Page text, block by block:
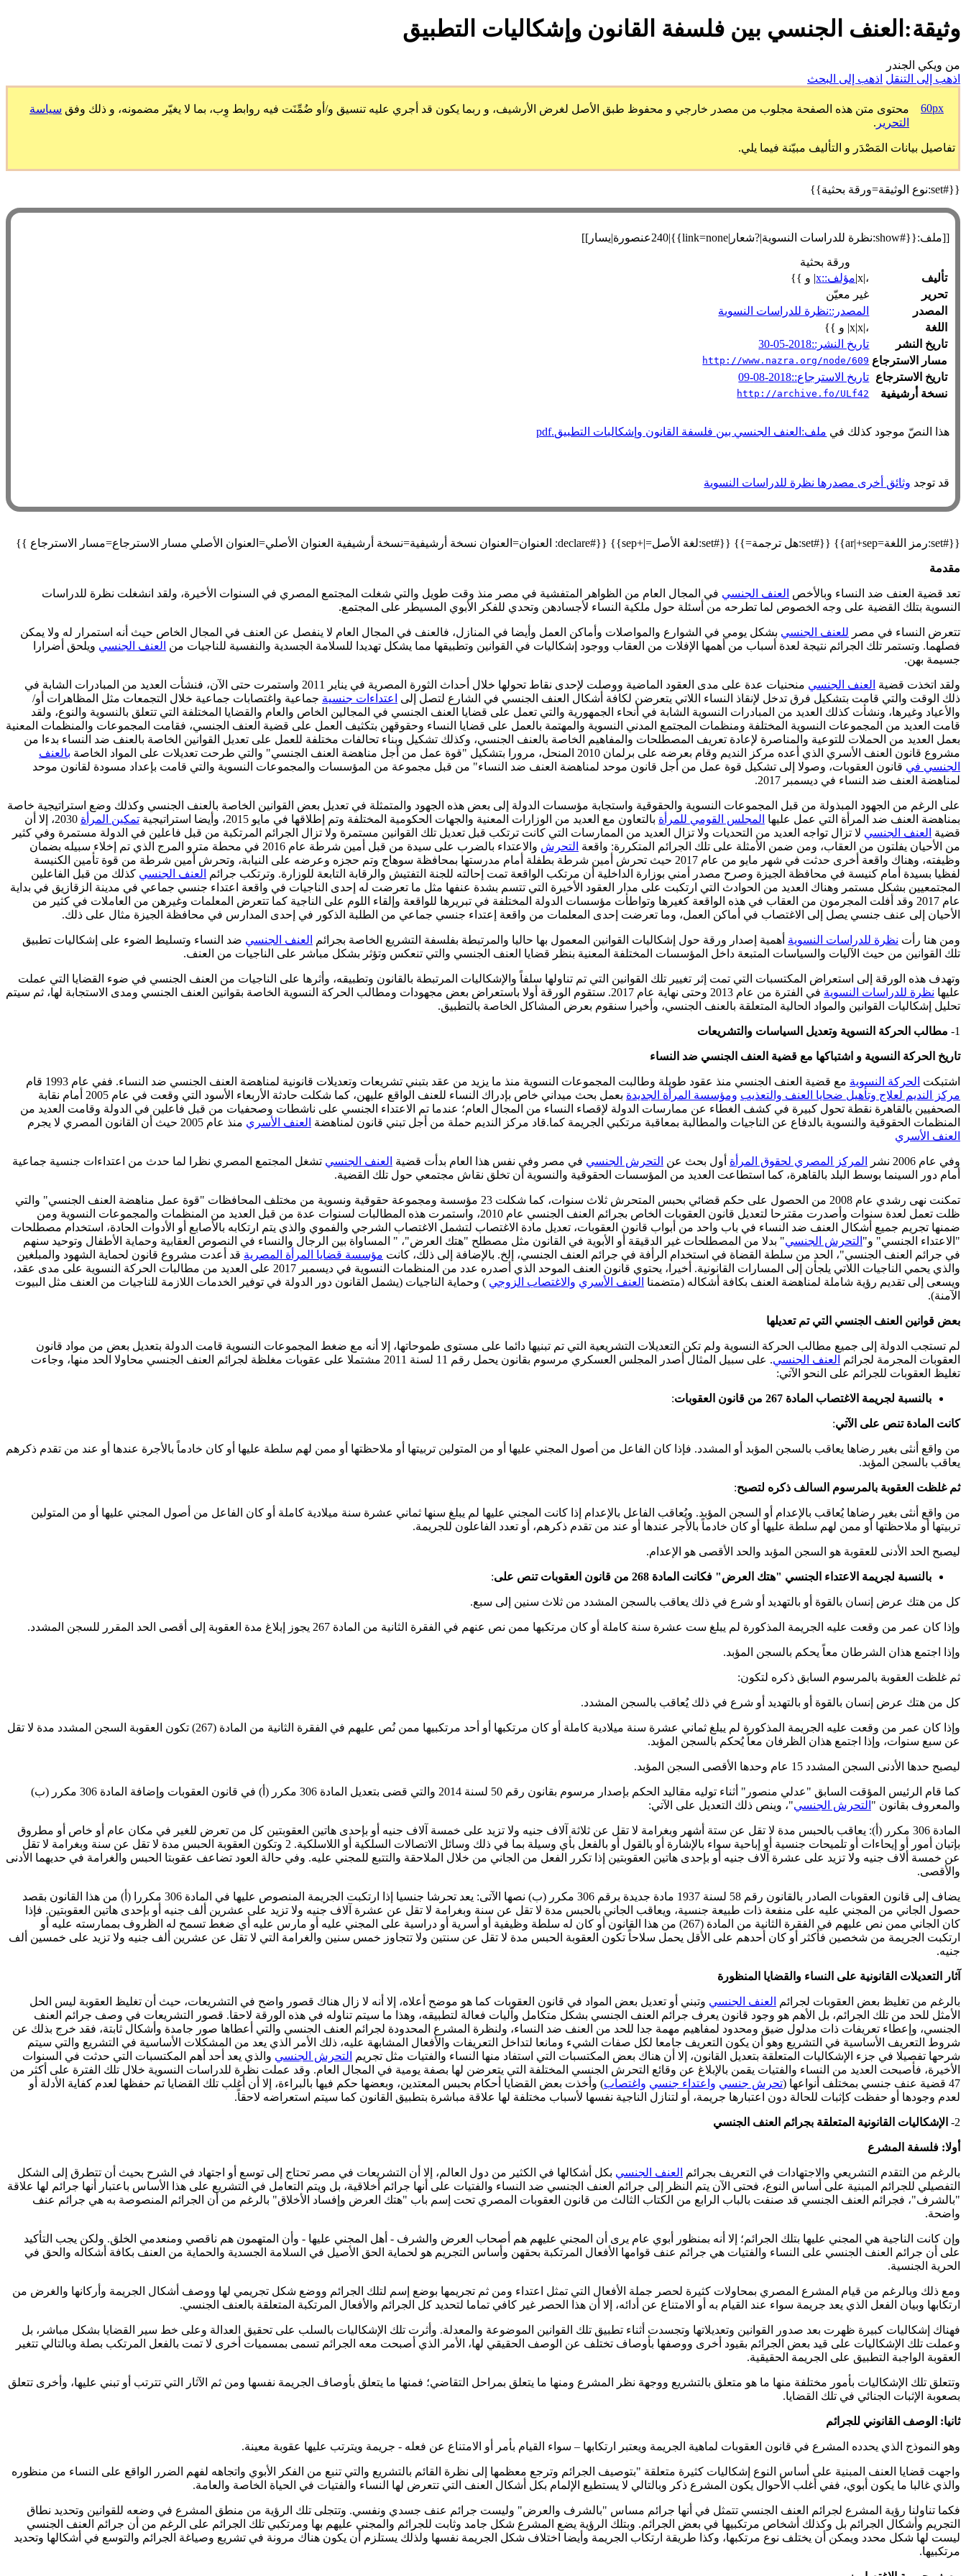
وثيقة:العنف الجنسي بين فلسفة القانون وإشكاليات التطبيق
من ويكي الجندر
اذهب إلى التنقل اذهب إلى البحث
60px محتوى متن هذه الصفحة مجلوب من مصدر خارجي و محفوظ طبق الأصل لغرض الأرشيف، و ربما يكون قد أجري عليه تنسيق و/أو ضُمِّنَت فيه روابط وِب، بما لا يغيّر مضمونه، و ذلك وفق سياسة
التحرير .
تفاصيل بيانات المَصْدَر و التأليف مبيّنة فيما يلي.
{{#set:نوع الوثيقة=ورقة بحثية}}
[[ملف:{{#show:نظرة للدراسات النسوية|?شعار|link=none}}|240عنصورة|يسار]]
ورقة بحثية
تأليف
،|x| مؤلف::x | و }}
تحرير
غير معيّن
المصدر
المصدر::نظرة للدراسات النسوية
اللغة
،|x|x| و }}
تاريخ النشر
تاريخ النشر::2018-05-30
مسار الاسترجاع http://www.nazra.org/node/609
تاريخ الاسترجاع تاريخ الاسترجاع::2018-08-09
نسخة أرشيفية
http://archive.fo/ULf42
هذا النصّ موجود كذلك في ملف:العنف الجنسي بين فلسفة القانون وإشكاليات التطبيق.pdf
قد توجد وثائق أخرى مصدرها نظرة للدراسات النسوية
{{#set:رمز اللغة=ar|+sep}} {{#set:هل ترجمة=}} {{#set:لغة الأصل=|+sep}} {{#declare: العنوان=العنوان نسخة أرشيفية=نسخة أرشيفية العنوان الأصلي=العنوان الأصلي مسار الاسترجاع=مسار الاسترجاع }}
مقدمة
تعد قضية العنف ضد النساء وبالأخص العنف الجنسي في المجال العام من الظواهر المتفشية في مصر منذ وقت طويل والتي شغلت المجتمع المصري في السنوات الأخيرة، ولقد انشغلت نظرة للدراسات
النسوية بتلك القضية على وجه الخصوص لما تطرحه من أسئلة حول ملكية النساء لأجسادهن وتحدي للفكر الأبوي المسيطر على المجتمع.
تتعرض النساء في مصر للعنف الجنسي بشكل يومي في الشوارع والمواصلات وأماكن العمل وأيضا في المنازل، فالعنف في المجال العام لا ينفصل عن العنف في المجال الخاص حيث أنه استمرار له ولا يمكن
فصلهما. وتستمر تلك الجرائم نتيجة لعدة أسباب من أهمها الإفلات من العقاب ووجود إشكاليات في القوانين وتطبيقها مما يشكل تهديدا للسلامة الجسدية والنفسية للناجيات من العنف الجنسي ويلحق أضرارا
جسيمة بهن.
ولقد اتخذت قضية العنف الجنسي
منحنيات عدة على مدى العقود الماضية ووصلت لإحدى نقاط تحولها خلال أحداث الثورة المصرية في يناير 2011 واستمرت حتى الآن، فنشأت العديد من المبادرات الشابة في
ذلك الوقت والتي قامت بتشكيل فرق تدخل لإنقاذ النساء اللاتي يتعرضن لكافة أشكال العنف الجنسي في الشارع لتصل إلى
اعتداءات جنسية جماعية واغتصابات جماعية خلال التجمعات مثل المظاهرات أو/
والأعياد وغيرها، ونشأت كذلك العديد من المبادرات النسوية الشابة في أنحاء الجمهورية والتي تعمل على قضايا العنف الجنسي في المجالين الخاص والعام والقضايا المختلفة التي تتعلق بالنسوية والنوع، ولقد
قامت العديد من المجموعات النسوية المختلفة ومنظمات المجتمع المدني النسوية والمهتمة بالعمل على قضايا النساء وحقوقهن بتكثيف العمل على قضية العنف الجنسي، فقامت المجموعات والمنظمات المعنية
بعمل العديد من الحملات للتوعية والمناصرة لإعادة تعريف المصطلحات والمفاهيم الخاصة بالعنف الجنسي، وكذلك تشكيل وبناء تحالفات مختلفة للعمل على تعديل القوانين الخاصة بالعنف ضد النساء بدءا من
مشروع قانون العنف الأسري الذي أعده مركز النديم وقام بعرضه على برلمان 2010 المنحل، مرورا بتشكيل "قوة عمل من أجل مناهضة العنف الجنسي" والتي طرحت تعديلات على المواد الخاصة
بالعنف
الجنسي في قانون العقوبات، وصولا إلى تشكيل قوة عمل من أجل قانون موحد لمناهضة العنف ضد النساء" من قبل مجموعة من المؤسسات والمجموعات النسوية والتي قامت بإعداد مسودة لقانون موحد
لمناهضة العنف ضد النساء في ديسمبر 2017.
على الرغم من الجهود المبذولة من قبل المجموعات النسوية والحقوقية واستجابة مؤسسات الدولة إلى بعض هذه الجهود والمتمثلة في تعديل بعض القوانين الخاصة بالعنف الجنسي وكذلك وضع استراتيجية خاصة
بمناهضة العنف ضد المرأة التي عمل عليها المجلس القومي للمرأة بالتعاون مع العديد من الوزارات المعنية والجهات الحكومية المختلفة وتم إطلاقها في مايو 2015، وأيضا استراتيجية تمكين المرأة
2030، إلا أن
قضية العنف الجنسي لا تزال تواجه العديد من التحديات ولا تزال العديد من الممارسات التي كانت ترتكب قبل تعديل تلك القوانين مستمرة ولا تزال الجرائم المرتكبة من قبل فاعلين في الدولة مستمرة وفي كثير
من الأحيان يفلتون من العقاب، ومن ضمن الأمثلة على تلك الجرائم المتكررة: واقعة التحرش
والاعتداء بالضرب على سيدة من قبل أمين شرطة عام 2016 في محطة مترو المرج الذي تم إخلاء سبيله بضمان
وظيفته، وهناك واقعة أخرى حدثت في شهر مايو من عام 2017 حيث تحرش أمين شرطة بطفلة أمام مدرستها بمحافظة سوهاج وتم حجزه وعرضه على النيابة، وتحرش أمين شرطة من قوة تأمين الكنيسة
لفظيا بسيدة أمام كنيسة في محافظة الجيزة وصرح مصدر أمني بوزارة الداخلية أن مرتكب الواقعة تمت إحالته للجنة التفتيش والرقابة التابعة للوزارة. وترتكب جرائم
العنف الجنسي كذلك من قبل الفاعلين
المجتمعيين بشكل مستمر وهناك العديد من الحوادث التي ارتكبت على مدار العقود الأخيرة التي تتسم بشدة عنفها مثل ما تعرضت له إحدى الناجيات في واقعة اعتداء جنسي جماعي في مدينة الزقازيق في بداية
عام 2017 وقد أفلت المجرمون من العقاب في هذه الواقعة كغيرها وتواطأت مؤسسات الدولة المختلفة في تبريرها للواقعة وإلقاء اللوم على الناجية كما تتعرض المعلمات وغيرهن من العاملات في كثير من
الأحيان إلى عنف جنسي يصل إلى الاغتصاب في أماكن العمل، وما تعرضت إحدى المعلمات من واقعة إعتداء جنسي جماعي من الطلبة الذكور في إحدى المدارس في محافظة الجيزة مثال على ذلك.
ومن هنا رأت نظرة للدراسات النسوية أهمية إصدار ورقة حول إشكاليات القوانين المعمول بها حاليا والمرتبطة بفلسفة التشريع الخاصة بجرائم العنف الجنسي ضد النساء وتسليط الضوء على إشكاليات تطبيق
تلك القوانين من حيث الآليات والسياسات المتبعة داخل المؤسسات المختلفة المعنية بنظر قضايا العنف الجنسي والتي تنعكس وتؤثر بشكل مباشر على الناجيات من العنف.
وتهدف هذه الورقة إلى استعراض المكتسبات التي تمت إثر تغيير تلك القوانين التي تم تناولها سلفاً والإشكاليات المرتبطة بالقانون وتطبيقه، وأثرها على الناجيات من العنف الجنسي في ضوء القضايا التي عملت
عليها نظرة للدراسات النسوية
في الفترة من عام 2013 وحتى نهاية عام 2017. ستقوم الورقة أولا باستعراض بعض مجهودات ومطالب الحركة النسوية الخاصة بقوانين العنف الجنسي ومدى الاستجابة لها، ثم سيتم
تحليل إشكاليات القوانين والمواد الحالية المتعلقة بالعنف الجنسي، وأخيرا سنقوم بعرض المشاكل الخاصة بالتطبيق.
1- مطالب الحركة النسوية وتعديل السياسات والتشريعات
تاريخ الحركة النسوية و اشتباكها مع قضية العنف الجنسي ضد النساء
اشتبكت الحركة النسوية مع قضية العنف الجنسي منذ عقود طويلة وطالبت المجموعات النسوية منذ ما يزيد من عقد بتبني تشريعات وتعديلات قانونية لمناهضة العنف الجنسي ضد النساء. ففي عام 1993 قام
مركز النديم لعلاج وتأهيل ضحايا العنف والتعذيب ومؤسسة المرأة الجديدة
بعمل بحث ميداني خاص بإدراك النساء للعنف الواقع عليهن، كما شكلت حادثة الأربعاء الأسود التي وقعت في عام 2005 أمام نقابة
الصحفيين بالقاهرة نقطة تحول كبيرة في كشف الغطاء عن ممارسات الدولة لإقصاء النساء من المجال العام؛ عندما تم الاعتداء الجنسي على ناشطات وصحفيات من قبل فاعلين في الدولة وقامت العديد من
المنظمات الحقوقية والنسوية بالدفاع عن الناجيات والمطالبة بمعاقبة مرتكبي الجريمة كما.قاد مركز النديم حملة من أجل تبني قانون لمناهضة العنف الأسري منذ عام 2005 حيث أن القانون المصري لا يجرم
العنف الأسري
وفي عام 2006 نشر المركز المصري لحقوق المرأة أول بحث عن التحرش الجنسي في مصر وفي نفس هذا العام بدأت قضية العنف الجنسي تشغل المجتمع المصري نظرا لما حدث من اعتداءات جنسية جماعية
أمام دور السينما بوسط البلد بالقاهرة، كما استطاعت العديد من المؤسسات الحقوقية والنسوية أن تخلق نقاش مجتمعي حول تلك القضية.
تمكنت نهى رشدي عام 2008 من الحصول على حكم قضائي بحبس المتحرش ثلاث سنوات، كما شكلت 23 مؤسسة ومجموعة حقوقية ونسوية من مختلف المحافظات "قوة عمل مناهضة العنف الجنسي" والتي
ظلت تعمل لعدة سنوات وأصدرت مقترحا لتعديل قانون العقوبات الخاص بجرائم العنف الجنسي عام 2010، واستمرت هذه المطالبات لسنوات عدة من قبل العديد من المنظمات والمجموعات النسوية ومن
ضمنها تجريم جميع أشكال العنف ضد النساء في باب واحد من أبواب قانون العقوبات، تعديل مادة الاغتصاب لتشمل الاغتصاب الشرجي والفموي والذي يتم ارتكابه بالأصابع أو الأدوات الحادة، استخدام مصطلحات
"الاعتداء الجنسي" و" التحرش الجنسي" بدلا من المصطلحات غير الدقيقة أو الأبوية في القانون مثل مصطلح "هتك العرض"، " المساواة بين الرجال والنساء في النصوص العقابية وحماية الأطفال وتوحيد سنهم
في جرائم العنف الجنسي"، الحد من سلطة القضاة في استخدام الرأفة في جرائم العنف الجنسي، إلخ. بالإضافة إلى ذلك، كانت مؤسسة قضايا المرأة المصرية قد أعدت مشروع قانون لحماية الشهود والمبلغين
والذي يحمي الناجيات اللاتي يلجأن إلى المسارات القانونية. أخيرا، يحتوي قانون العنف الموحد الذي أصدره عدد من المنظمات النسوية في ديسمبر 2017 على العديد من مطالبات الحركة النسوية على مدى عقد،
ويسعى إلى تقديم رؤية شاملة لمناهضة العنف بكافة أشكاله (متضمنا العنف الأسري والاغتصاب الزوجي ) وحماية الناجيات (يشمل القانون دور الدولة في توفير الخدمات اللازمة للناجيات من العنف مثل البيوت
الآمنة).
بعض قوانين العنف الجنسي التي تم تعديلها
لم تستجب الدولة إلى جميع مطالب الحركة النسوية ولم تكن التعديلات التشريعية التي تم تبنيها دائما على مستوى طموحاتها، إلا أنه مع ضغط المجموعات النسوية قامت الدولة بتعديل بعض من مواد قانون
العقوبات المجرمة لجرائم
العنف الجنسي
. على سبيل المثال أصدر المجلس العسكري مرسوم بقانون يحمل رقم 11 لسنة 2011 مشتملا على عقوبات مغلظة لجرائم العنف الجنسي محاولا الحد منها، وجاءت
تغليظ العقوبات للجرائم على النحو الآتي:
بالنسبة لجريمة الاغتصاب المادة 267 من قانون العقوبات :
كانت المادة تنص على الآتي:
من واقع أنثى بغير رضاها يعاقب بالسجن المؤبد أو المشدد. فإذا كان الفاعل من أصول المجني عليها أو من المتولين تربيتها أو ملاحظتها أو ممن لهم سلطة عليها أو كان خادماً بالأجرة عندها أو عند من تقدم ذكرهم
يعاقب بالسجن المؤبد.
ثم غلظت العقوبة بالمرسوم السالف ذكره لتصبح:
من واقع أنثى بغير رضاها يُعاقب بالإعدام أو السجن المؤبد. ويُعاقب الفاعل بالإعدام إذا كانت المجني عليها لم يبلغ سنها ثماني عشرة سنة ميلادية كاملة أو كان الفاعل من أصول المجني عليها أو من المتولين
تربيتها أو ملاحظتها أو ممن لهم سلطة عليها أو كان خادماً بالأجر عندها أو عند من تقدم ذكرهم، أو تعدد الفاعلون للجريمة.
ليصبح الحد الأدنى للعقوبة هو السجن المؤبد والحد الأقصى هو الإعدام.
بالنسبة لجريمة الاعتداء الجنسي "هتك العرض" فكانت المادة 268 من قانون العقوبات تنص على :
كل من هتك عرض إنسان بالقوة أو بالتهديد أو شرع في ذلك يعاقب بالسجن المشدد من ثلاث سنين إلى سبع.
وإذا كان عمر من وقعت عليه الجريمة المذكورة لم يبلغ ست عشرة سنة كاملة أو كان مرتكبها ممن نص عنهم في الفقرة الثانية من المادة 267 يجوز إبلاغ مدة العقوبة إلى أقصى الحد المقرر للسجن المشدد.
وإذا اجتمع هذان الشرطان معاً يحكم بالسجن المؤبد.
ثم غلظت العقوبة بالمرسوم السابق ذكره لتكون:
كل من هتك عرض إنسان بالقوة أو بالتهديد أو شرع في ذلك يُعاقب بالسجن المشدد.
وإذا كان عمر من وقعت عليه الجريمة المذكورة لم يبلغ ثماني عشرة سنة ميلادية كاملة أو كان مرتكبها أو أحد مرتكبيها ممن نُص عليهم في الفقرة الثانية من المادة (267) تكون العقوبة السجن المشدد مدة لا تقل
عن سبع سنوات، وإذا اجتمع هذان الظرفان معاً يُحكم بالسجن المؤبد.
ليصبح حدها الأدنى السجن المشدد 15 عام وحدها الأقصى السجن المؤبد.
كما قام الرئيس المؤقت السابق "عدلي منصور" أثناء توليه مقاليد الحكم بإصدار مرسوم بقانون رقم 50 لسنة 2014 والتي قضى بتعديل المادة 306 مكرر (أ) في قانون العقوبات وإضافة المادة 306 مكرر (ب)
والمعروف بقانون " التحرش الجنسي"، وينص ذلك التعديل على الآتي:
المادة 306 مكرر (أ): يعاقب بالحبس مدة لا تقل عن ستة أشهر وبغرامة لا تقل عن ثلاثة آلاف جنيه ولا تزيد على خمسة آلاف جنيه أو بإحدى هاتين العقوبتين كل من تعرض للغير في مكان عام أو خاص أو مطروق
بإتيان أمور أو إيحاءات أو تلميحات جنسية أو إباحية سواء بالإشارة أو بالقول أو بالفعل بأي وسيلة بما في ذلك وسائل الاتصالات السلكية أو اللاسلكية. 2 وتكون العقوبة الحبس مدة لا تقل عن سنة وبغرامة لا تقل
عن خمسة ألاف جنيه ولا تزيد على عشرة آلاف جنيه أو بإحدى هاتين العقوبتين إذا تكرر الفعل من الجاني من خلال الملاحقة والتتبع للمجني عليه. وفي حالة العود تضاعف عقوبتا الحبس والغرامة في حديهما الأدنى
والأقصى.
يضاف إلى قانون العقوبات الصادر بالقانون رقم 58 لسنة 1937 مادة جديدة برقم 306 مكرر (ب) نصها الآتى: يعد تحرشا جنسيا إذا ارتكبت الجريمة المنصوص عليها في المادة 306 مكررا (أ) من هذا القانون بقصد
حصول الجاني من المجني عليه على منفعة ذات طبيعة جنسية، ويعاقب الجاني بالحبس مدة لا تقل عن سنة وبغرامة لا تقل عن عشرة آلاف جنيه ولا تزيد على عشرين ألف جنيه أو بإحدى هاتين العقوبتين. فإذا
كان الجاني ممن نص عليهم في الفقرة الثانية من المادة (267) من هذا القانون أو كان له سلطة وظيفية أو أسرية أو دراسية على المجني عليه أو مارس عليه أي ضغط تسمح له الظروف بممارسته عليه أو
ارتكبت الجريمة من شخصين فأكثر أو كان أحدهم على الأقل يحمل سلاحاً تكون العقوبة الحبس مدة لا تقل عن سنتين ولا تتجاوز خمس سنين والغرامة التي لا تقل عن عشرين ألف جنيه ولا تزيد على خمسين ألف
جنيه.
آثار التعديلات القانونية على النساء والقضايا المنظورة
بالرغم من تغليظ بعض العقوبات لجرائم العنف الجنسي وتبني أو تعديل بعض المواد في قانون العقوبات كما هو موضح أعلاه، إلا أنه لا زال هناك قصور واضح في التشريعات، حيث أن تغليظ العقوبة ليس الحل
الأمثل للحد من تلك الجرائم، بل الأهم هو وجود قانون يعرف جرائم العنف الجنسي بشكل متكامل وآليات فعالة لتطبيقه، وهذا ما سيتم تناوله في هذه الورقة لاحقا. قصور التشريعات في وصف جرائم العنف
الجنسي، وإعطاء تعريفات ذات مدلول ضيق ومحدود لمفاهيم مهمة جدا للحد من العنف ضد النساء، ولنظرة المشرع المحدودة لجرائم العنف الجنسي والتي أعطاها صور جامدة وأشكال ثابتة، فقد خرج بذلك عن
شروط التعريف الأساسية في التشريع وهو أن يكون التعريف جامعا لكل صفات الشيء ومانعا لتداخل التعريفات والأفعال المشابهة عليه، ذلك الأمر الذي يعد من المشكلات الأساسية في التشريع والتي سيتم
شرحها تفصيلا في جزء الإشكاليات المتعلقة بتعديل القانون، إلا أن هناك بعض المكتسبات التي استفاد منها النساء والفتيات مثل تجريم
التحرش الجنسي والذي يعد أحد أهم المكتسبات التي حدثت في السنوات
الأخيرة، فأصبحت العديد من النساء والفتيات يقمن بالإبلاغ عن وقائع التحرش الجنسي المختلفة التي يتعرضن لها بصفة يومية في المجال العام. وقد عملت نظرة للدراسات النسوية خلال تلك الفترة على أكثر من
47 قضية عنف جنسي بمختلف أنواعها (
تحرش جنسي واعتداء جنسي واغتصاب) وأخذت بعض القضايا أحكام بحبس المعتدين، وبعضها حكم فيها بالبراءة، إلا أن أغلب تلك القضايا تم حفظها لعدم كفاية الأدلة أو
لعدم وجودها أو حفظت كإثبات للحالة دون اعتبارها جريمة، أو لتنازل الناجية نفسها لأسباب مختلفة لها علاقة مباشرة بتطبيق القانون كما سيتم استعراضه لاحقاً.
2- الإشكاليات القانونية المتعلقة بجرائم العنف الجنسي
أولا: فلسفة المشرع
بالرغم من التقدم التشريعي والاجتهادات في التعريف بجرائم العنف الجنسي بكل أشكالها في الكثير من دول العالم، إلا أن التشريعات في مصر تحتاج إلى توسع أو اجتهاد في الشرح بحيث أن تتطرق إلى الشكل
التفصيلي للجرائم المبنية على أساس النوع، فحتى الآن يتم النظر إلى جرائم العنف الجنسي ضد النساء والفتيات على أنها جرائم أخلاقية، بل ويتم التعامل في التشريع على هذا الأساس باعتبار أنها جرائم لها علاقة
"بالشرف"، فجرائم العنف الجنسي قد صنفت بالباب الرابع من الكتاب الثالث من قانون العقوبات المصري تحت إسم باب "هتك العرض وإفساد الأخلاق" بالرغم من أن الجرائم المنصوصة به هي جرائم عنف
واضحة.
وإن كانت الناجية هي المجني عليها بتلك الجرائم؛ إلا أنه بمنظور أبوي عام يرى أن المجني عليهم هم أصحاب العرض والشرف - أهل المجني عليها - وأن المتهمون هم ناقصي ومنعدمي الخلق. ولكن يجب التأكيد
على أن جرائم العنف الجنسي على النساء والفتيات هي جرائم عنف قوامها الأفعال المرتكبة بحقهن وأساس التجريم هو لحماية الحق الأصيل في السلامة الجسدية والحماية من العنف بكافة أشكاله والحق في
الحرية الجنسية.
ومع ذلك وبالرغم من قيام المشرع المصري بمحاولات كثيرة لحصر جملة الأفعال التي تمثل اعتداء ومن ثم تجريمها بوضع إسم لتلك الجرائم ووضع شكل تجريمي لها ووصف أشكال الجريمة وأركانها والغرض من
ارتكابها وبيان الفعل الذي يعد جريمة سواء عند القيام به أو الامتناع عن أدائه، إلا أن هذا الحصر غير كافي تماما لتحديد كل الجرائم والأفعال المرتكبة المتعلقة بالعنف الجنسي.
فهناك إشكاليات كبيرة ظهرت بعد صدور القوانين وتعديلاتها وتجسدت أثناء تطبيق تلك القوانين الموضوعة والمعدلة. وأثرت تلك الإشكاليات بالسلب على تحقيق العدالة وعلى خط سير القضايا بشكل مباشر، بل
وعملت تلك الإشكاليات على قيد بعض الجرائم بقيود أخرى ووصفها بأوصاف تختلف عن الوصف الحقيقي لها، الأمر الذي أصبحت معه الجرائم تسمى بمسميات أخرى لا تمت بالفعل المرتكب بصلة وبالتالي تتغير
العقوبة الواجبة التطبيق على الجريمة الحقيقية.
وتتعلق تلك الإشكاليات بأمور مختلفة منها ما هو متعلق بالتشريع ووجهة نظر المشرع ومنها ما يتعلق بمراحل التقاضي؛ فمنها ما يتعلق بأوصاف الجريمة نفسها ومن ثم الآثار التي تترتب أو تبني عليها، وأخرى تتعلق
بصعوبة الإثبات الجنائي في تلك القضايا.
ثانيا: الوصف القانوني للجرائم
وهو النموذج الذي يحدده المشرع في قانون العقوبات لماهية الجريمة ويعتبر ارتكابها – سواء القيام بأمر أو الامتناع عن فعله - جريمة ويترتب عليها عقوبة معينة.
واجهت قضايا العنف المبنية على أساس النوع إشكاليات كثيرة متعلقة "بتوصيف الجرائم وترجع معظمها إلى نظرة القائم بالتشريع والتي تنبع من الفكر الأبوي واتجاهه لفهم الضرر الواقع على النساء من منظوره
والذي غالبا ما يكون أبوي، ففي أغلب الأحوال يكون المشرع ذكر وبالتالي لا يستطيع الإلمام بكل أشكال العنف التي تتعرض لها النساء والفتيات في الحياة الخاصة والعامة.
فكما تناولنا رؤية المشرع لجرائم العنف الجنسي تتمثل في أنها جرائم مساس "بالشرف والعرض" وليست جرائم عنف جسدي ونفسي. وتتجلى تلك الرؤية من منطق المشرع في وضعه للقوانين وتحديد نطاق
التجريم وأشكال الجرائم بل وكذلك أشخاص مرتكبيها في بعض الجرائم. وبتلك الرؤية يضع المشرع شكل جامد وثابت للجرائم والمجني عليهم بها ومرتكبي تلك الجرائم على الرغم من أن جرائم العنف الجنسي
ليست لها شكل محدد ويمكن أن يختلف نوع مرتكبها، وكذا طريقة ارتكاب الجريمة وأيضا اختلاف شكل الجريمة نفسها ولذلك يستلزم أن يكون هناك مرونة في تشريع وصياغة الجرائم والتوسع في أشكالها وتحديد
مرتكبيها.